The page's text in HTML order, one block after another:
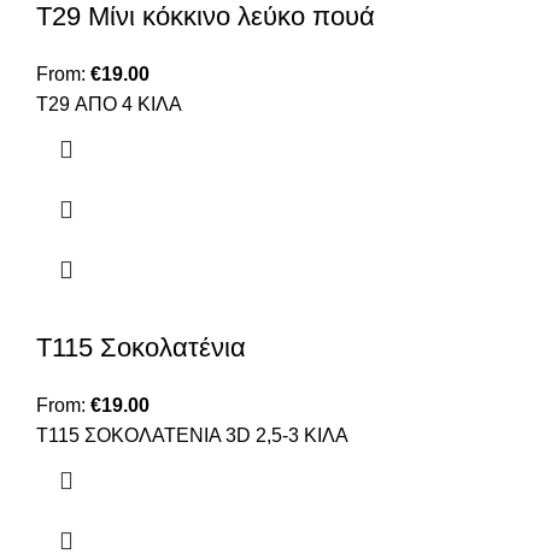
T29 Μίνι κόκκινο λεύκο πουά
From: €19.00
T29 ΑΠΟ 4 ΚΙΛΑ
Τ115 Σοκολατένια
From: €19.00
Τ115 ΣΟΚΟΛΑΤΕΝΙΑ 3D 2,5-3 ΚΙΛΑ